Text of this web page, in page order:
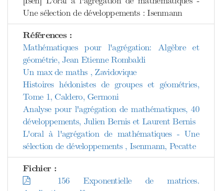
Une sélection de développements : Isenmann
Références :
Mathématiques pour l'agrégation: Algèbre et
géométrie, Jean Etienne Rombaldi
Un max de maths , Zavidovique
Histoires hédonistes de groupes et géométries,
Tome 1, Caldero, Germoni
Analyse pour l'agrégation de mathématiques, 40
développements, Julien Bernis et Laurent Bernis
L'oral à l'agrégation de mathématiques - Une
sélection de développements , Isenmann, Pecatte
Fichier :
156 Exponentielle de matrices.